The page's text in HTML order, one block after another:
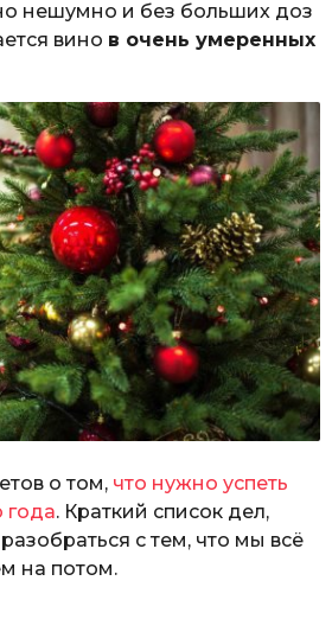
нешумно и без больших доз
вино в очень умеренных
о том, что нужно успеть
года. Краткий список дел,
с тем, что мы всё
на потом.